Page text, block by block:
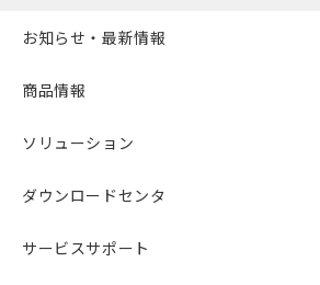
お知らせ・最新情報
商品情報
ソリューション
ダウンロードセンタ
サービスサポート